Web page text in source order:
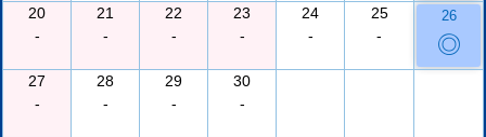
20
-
21
-
22
-
23
-
24
-
25
-
26
◎
27
-
28
-
29
-
30
-